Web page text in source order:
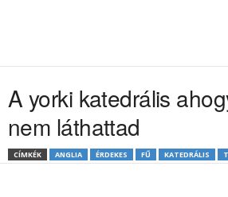
A yorki katedrális
nem láthattad
CÍMKÉK ANGLIA ÉRDEKES FŰ KATEDRÁLIS